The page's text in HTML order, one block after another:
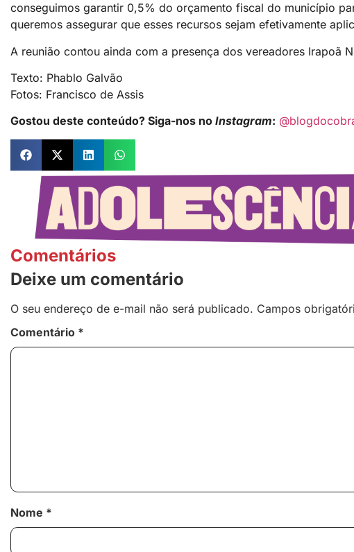
conseguimos garantir 0,5% do orçamento fiscal do município
queremos assegurar que esses recursos sejam efetivamente
A reunião contou ainda com a presença dos vereadores Irapoã
Texto: Phablo Galvão
Fotos: Francisco de Assis
Gostou deste conteúdo? Siga-nos no Instagram:
Comentários
Deixe um comentário
O seu endereço de e-mail não será publicado. Campos
Comentário *
Nome *